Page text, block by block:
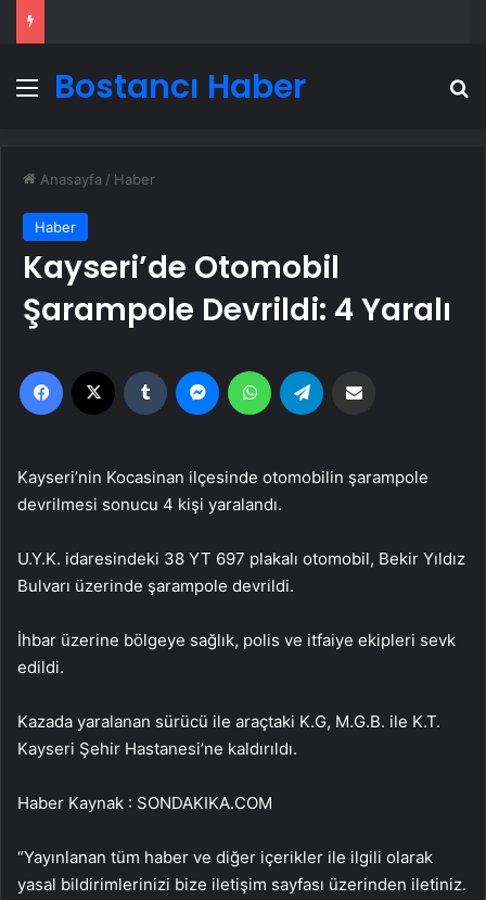
Menü
Bostancı Haber
Anasayfa / Haber
Haber
Kayseri’de Otomobil
Şarampole Devrildi: 4 Yaralı
Facebook Tumblr MessengerWhatsApp
Kayseri’nin Kocasinan ilçesinde otomobilin şarampole
devrilmesi sonucu 4 kişi yaralandı.
U.Y.K. idaresindeki 38 YT 697 plakalı otomobil, Bekir Yıldız
Bulvarı üzerinde şarampole devrildi.
İhbar üzerine bölgeye sağlık, polis ve itfaiye ekipleri sevk
edildi.
Kazada yaralanan sürücü ile araçtaki K.G, M.G.B. ile K.T.
Kayseri Şehir Hastanesi’ne kaldırıldı.
Haber Kaynak : SONDAKIKA.COM
“Yayınlanan tüm haber ve diğer içerikler ile ilgili olarak
yasal bildirimlerinizi bize iletişim sayfası üzerinden iletiniz.